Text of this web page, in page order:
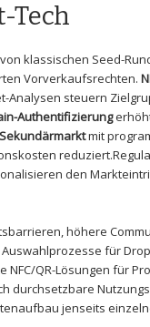
Tech
klassischen Seed-
Vorverkaufsrechten.
steuern
Authentifizierung
Sekundärmarktmit
den
höhere
für
NFC/QR-Lösungen für
durchsetzbare
jenseits